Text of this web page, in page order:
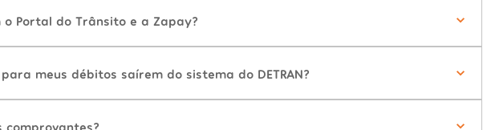
o Portal do Trânsito e a Zapay?
meus débitos saírem do sistema do DETRAN?
comprovantes?